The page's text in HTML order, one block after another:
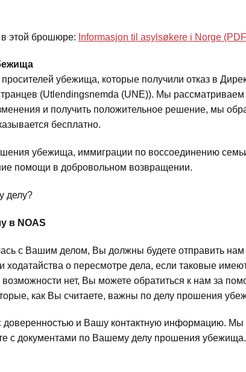
этой брошюре: Informasjon til asylsøkere i Norge (PDF
убежища, которые получили отказ в
(Utlendingsnemda (UNE)). Мы
и получить положительное решение, мы
бесплатно.
убежища, иммиграции по воссоединению
помощи в добровольном возвращении.
делу?
в NOAS
с Вашим делом, Вы должны будете отправить
о пересмотре дела, если таковые
возможности нет, Вы можете обратиться к нам за
как Вы считаете, важны по делу прошения
и Вашу контактную информацию. Мы
с документами по Вашему делу прошения убежища.